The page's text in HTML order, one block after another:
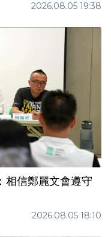
2026.08.05 19:38
相信鄭麗文會遵守
2026.08.05 18:10